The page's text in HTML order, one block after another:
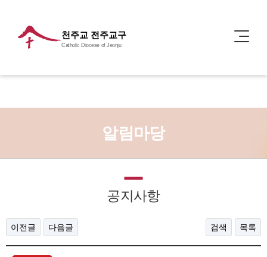
천주교 전주교구
Catholic Diocese of Jeonju
알림마당
공지사항
이전글 다음글 검색 목록